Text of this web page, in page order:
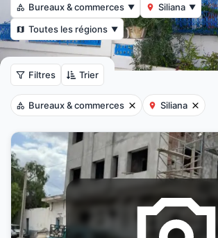
Bureaux & commerces ▼ Siliana ▼
Toutes les régions ▼
Filtres Trier
Bureaux & commerces Siliana